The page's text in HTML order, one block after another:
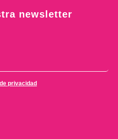
newsletter
privacidad